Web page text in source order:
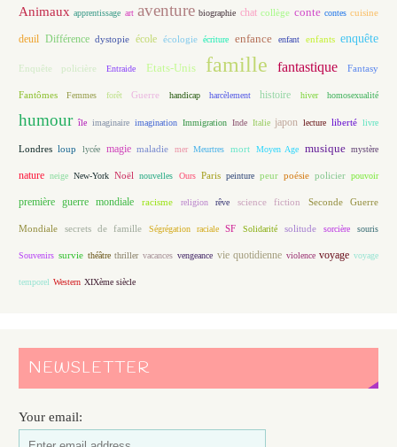
Animaux apprentissage art aventure biographie chat collège conte contes cuisine
deuil Différence dystopie école écologie écriture enfance enfant enfants enquête
Enquête policière Entraide Etats-Unis famille fantastique Fantasy
Fantômes Femmes forêt Guerre handicap harcèlement histoire hiver homosexualité
humour île imaginaire imagination Immigration Inde Italie japon lecture liberté livre
Londres loup lycée magie maladie mer Meurtres mort Moyen Age musique mystère
nature neige New-York Noël nouvelles Ours Paris peinture peur poésie policier pouvoir
première guerre mondiale racisme religion rêve science fiction Seconde Guerre
Mondiale secrets de famille Ségrégation raciale SF Solidarité solitude sorcière souris
Souvenirs survie théâtre thriller vacances vengeance vie quotidienne violence voyage voyage
temporel Western XIXème siècle
NEWSLETTER
Your email: